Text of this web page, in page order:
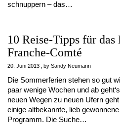
schnuppern – das…
10 Reise-Tipps für das
Franche-Comté
20. Juni 2013 by Sandy Neumann
Die Sommerferien stehen so gut
paar wenige Wochen und ab
neuen Wegen zu neuen Ufern
einige altbekannte, lieb
Programm. Die Suche…